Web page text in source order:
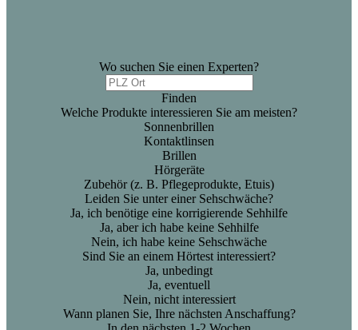
Wo suchen Sie einen Experten?
Finden
Welche Produkte interessieren Sie am meisten?
Sonnenbrillen
Kontaktlinsen
Brillen
Hörgeräte
Zubehör (z. B. Pflegeprodukte, Etuis)
Leiden Sie unter einer Sehschwäche?
Ja, ich benötige eine korrigierende Sehhilfe
Ja, aber ich habe keine Sehhilfe
Nein, ich habe keine Sehschwäche
Sind Sie an einem Hörtest interessiert?
Ja, unbedingt
Ja, eventuell
Nein, nicht interessiert
Wann planen Sie, Ihre nächsten Anschaffung?